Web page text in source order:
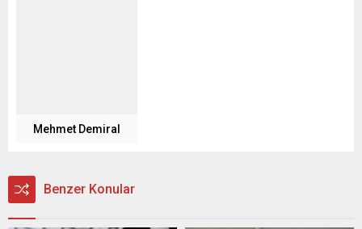
Mehmet Demiral
Benzer Konular